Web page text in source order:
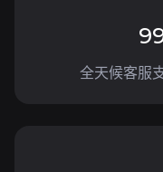
全天候客服